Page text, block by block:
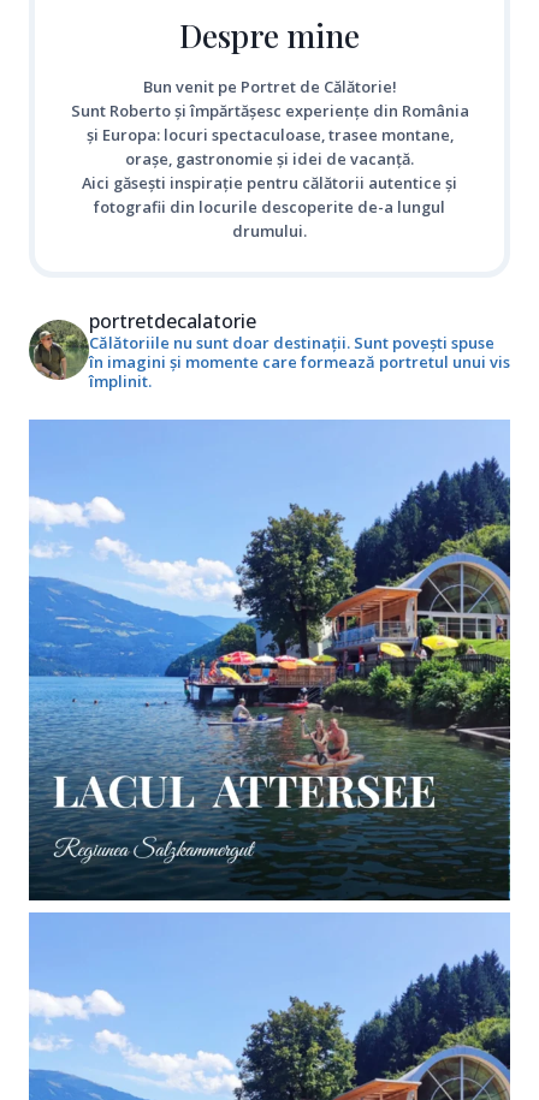
Despre mine
Bun venit pe Portret de Călătorie!
Sunt Roberto și împărtășesc experiențe din România
și Europa: locuri spectaculoase, trasee montane,
orașe, gastronomie și idei de vacanță.
Aici găsești inspirație pentru călătorii autentice și
fotografii din locurile descoperite de-a lungul
drumului.
portretdecalatorie
Călătoriile nu sunt doar destinații. Sunt povești spuse
în imagini și momente care formează portretul unui vis
împlinit.